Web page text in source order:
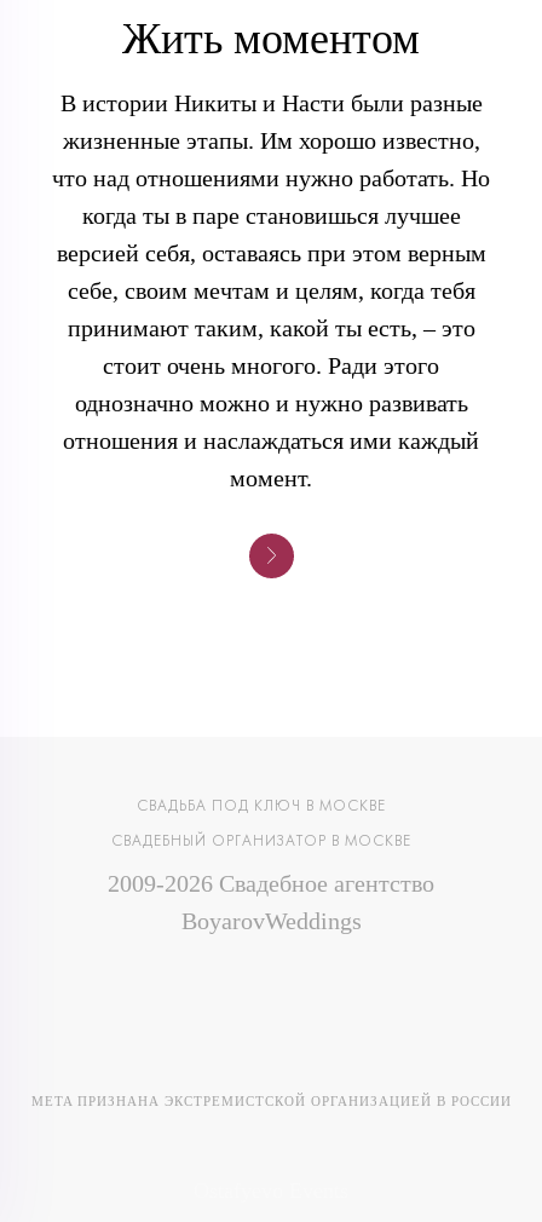
Жить моментом
В истории Никиты и Насти были разные
жизненные этапы. Им хорошо известно,
что над отношениями нужно работать. Но
когда ты в паре становишься лучшее
версией себя, оставаясь при этом верным
себе, своим мечтам и целям, когда тебя
принимают таким, какой ты есть, – это
стоит очень многого. Ради этого
однозначно можно и нужно развивать
отношения и наслаждаться ими каждый
момент.
СВАДЬБА ПОД КЛЮЧ В МОСКВЕ
СВАДЕБНЫЙ ОРГАНИЗАТОР В МОСКВЕ
2009-2026 Свадебное агентство
BoyarovWeddings
META ПРИЗНАНА ЭКСТРЕМИСТСКОЙ ОРГАНИЗАЦИЕЙ В РОССИИ